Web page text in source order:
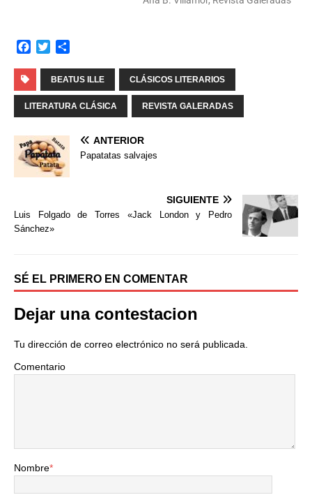
e
b
o
k
i
t
t
e
m
p
a
r
BEATUS ILLE CLÁSICOS LITERARIOS
LITERATURA CLÁSICA REVISTA GALERADAS
ANTERIOR
Papatatas salvajes
SIGUIENTE
Luis Folgado de Torres «Jack London y Pedro
Sánchez»
SÉ EL PRIMERO EN COMENTAR
Dejar una contestacion
Tu dirección de correo electrónico no será publicada.
Comentario
Nombre*